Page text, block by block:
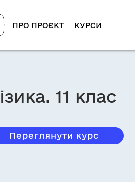
ПРО ПРОЄКТ КУРСИ
11 клас
Переглянути курс